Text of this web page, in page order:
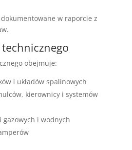
w raporcie z
obejmuje:
i układów spalinowych
kierownicy i systemów
i wodnych